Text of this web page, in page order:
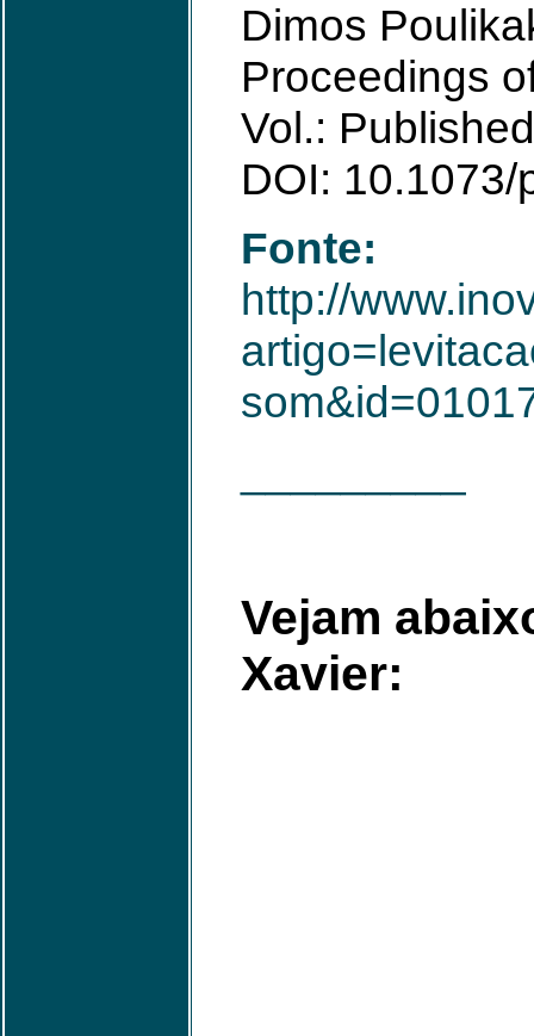
Dimos
Proceedings
Vol.:
DOI:
Fonte:
http://
Vejam
Xavier: